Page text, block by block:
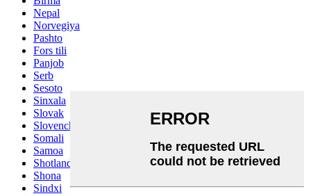
Nepal
Norvegiya
Pashto
Fors tili
Panjob
Serb
Sesoto
Sinxala
Slovak
Slovencha
Somali
Samoa
Shotlandiya gal
Shona
Sindxi